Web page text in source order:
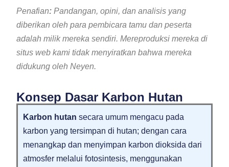
Penafian: Pandangan, opini, dan analisis yang
diberikan oleh para pembicara tamu dan peserta
adalah milik mereka sendiri. Mereproduksi mereka di
situs web kami tidak menyiratkan bahwa mereka
didukung oleh Neyen.
Konsep Dasar Karbon Hutan
Karbon hutan secara umum mengacu pada
karbon yang tersimpan di hutan; dengan cara
menangkap dan menyimpan karbon dioksida dari
atmosfer melalui fotosintesis, menggunakan